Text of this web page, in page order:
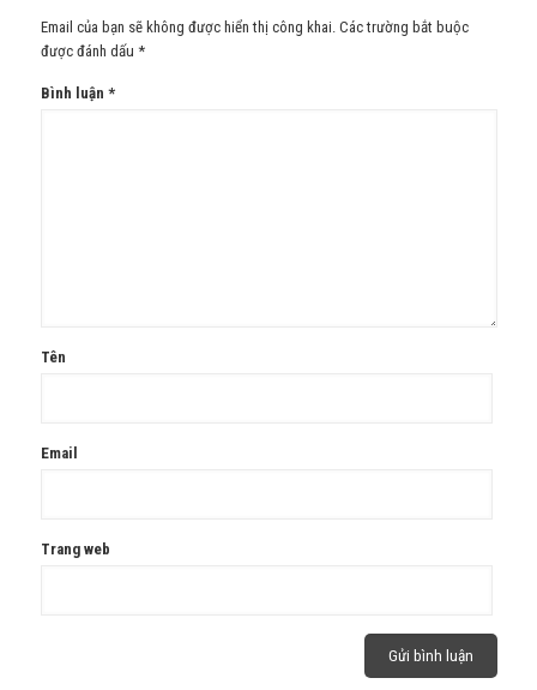
Email của bạn sẽ không được hiển thị công khai. Các trường bắt buộc
được đánh dấu *
Bình luận *
Tên
Email
Trang web